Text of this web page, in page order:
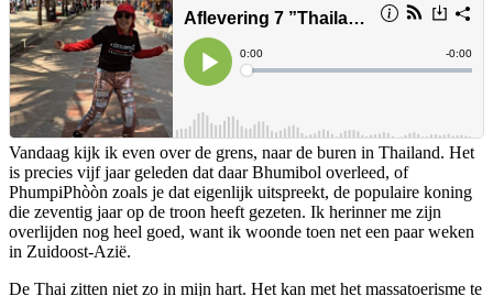
Vandaag kijk ik even over de grens, naar de buren in Thailand. Het
is precies vijf jaar geleden dat daar Bhumibol overleed, of
PhumpiPhòòn zoals je dat eigenlijk uitspreekt, de populaire koning
die zeventig jaar op de troon heeft gezeten. Ik herinner me zijn
overlijden nog heel goed, want ik woonde toen net een paar weken
in Zuidoost-Azië.
De Thai zitten niet zo in mijn hart. Het kan met het massatoerisme te